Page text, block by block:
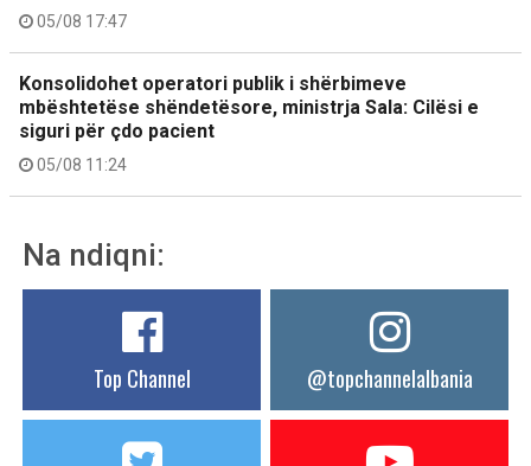
05/08 17:47
Konsolidohet operatori publik i shërbimeve
mbështetëse shëndetësore, ministrja Sala: Cilësi e
siguri për çdo pacient
05/08 11:24
Na ndiqni:
Top Channel @topchannelalbania